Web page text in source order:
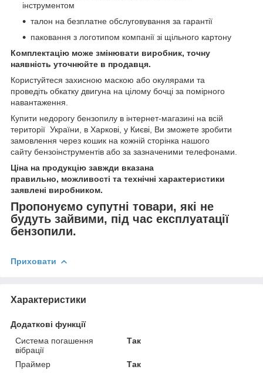
інструментом
талон на безплатне обслуговування за гарантії
паковання з логотипом компанії зі щільного картону
Комплектацію може змінювати виробник, точну
наявність уточнюйте в продавця.
Користуйтеся захисною маскою або окулярами та
проведіть обкатку двигуна на цілому бочці за помірного
навантаження.
Купити недорогу бензопилу в інтернет-магазині на всій
території України, в Харкові, у Києві, Ви зможете зробити
замовлення через кошик на кожній сторінка нашого
сайту бензоінструментів або за зазначеними телефонами.
Ціна на продукцію завжди вказана
правильно, можливості та технічні характеристики
заявлені виробником.
Пропонуємо супутні товари, які не
будуть зайвими, під час експлуатації
бензопили.
Приховати
Характеристики
Додаткові функції
Система погашення
вібрації
Так
Праймер Так